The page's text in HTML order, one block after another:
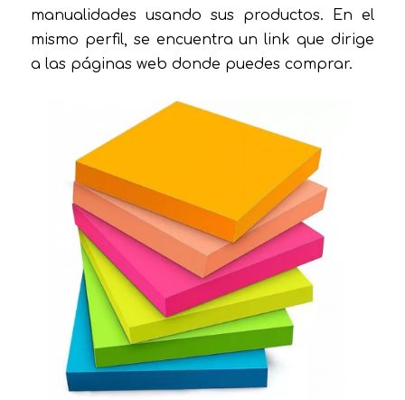
manualidades usando sus productos. En el
mismo perfil, se encuentra un link que dirige
a las páginas web donde puedes comprar.